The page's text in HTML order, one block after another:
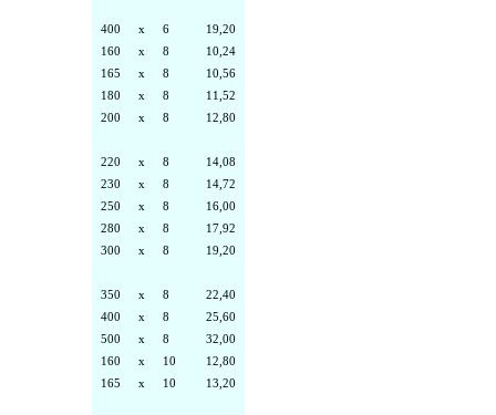
400 x 6
19,20
160
x 8
10,24
165
x 8
10,56
180
x 8
11,52
200
x 8 12,80
220 x 8
14,08
230
x 8
14,72
250
x 8
16,00
280
x 8
17,92
300
x 8 19,20
350 x 8
22,40
400
x 8
25,60
500
x 8
32,00
160
x 10
12,80
165
x 10 13,20